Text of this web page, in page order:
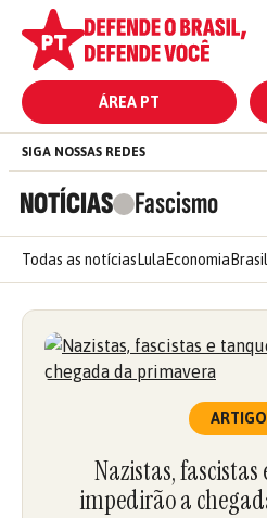
ÁREA PT
NOTÍCIAS Fascismo
SIGA NOSSAS REDES
Todas as notícias Lula Economia Brasil
Nazistas,
impedirão a